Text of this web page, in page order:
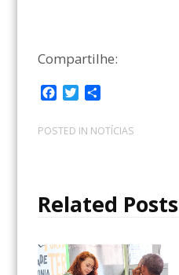
Compartilhe:
c
e
k
i
t
m
p
i
a
r
POSTED IN NOTÍCIAS
Related Posts